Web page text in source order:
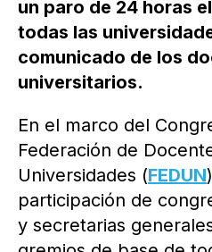
un paro de 24 horas
todas las
comunicado de los
universitarios.
En el marco del
Federación de
Universidades (FEDUN
participación de
y secretarias